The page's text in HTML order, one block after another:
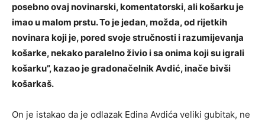
posebno ovaj novinarski, komentatorski, ali košarku je
imao u malom prstu. To je jedan, možda, od rijetkih
novinara koji je, pored svoje stručnosti i razumijevanja
košarke, nekako paralelno živio i sa onima koji su igrali
košarku”, kazao je gradonačelnik Avdić, inače bivši
košarkaš.
On je istakao da je odlazak Edina Avdića veliki gubitak, ne